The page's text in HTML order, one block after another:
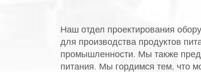
Наш отдел проектирования
для производства продуктов
промышленности. Мы также
питания. Мы гордимся тем, что